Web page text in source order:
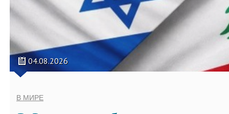
04.08.2026
В МИРЕ